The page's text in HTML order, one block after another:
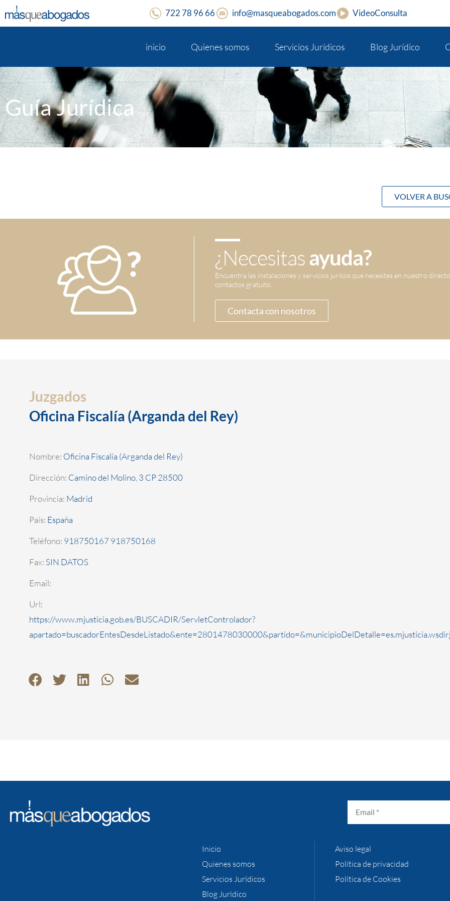
722 78 96 66 info@masqueabogados.com VideoConsulta
inicio Quienes somos Servicios Jurídicos Blog Jurídico
Guía Jurídica
VOLVER A
¿Necesitasayuda?
Encuentra las instalaciones y servicios jurícos que necesites en nuestro
contactos gratuito.
Contacta con nosotros
Juzgados
Oficina Fiscalía (Arganda del Rey)
Nombre: Oficina Fiscalía (Arganda del Rey)
Dirección: Camino del Molino, 3 CP 28500
Provincia: Madrid
País: España
Teléfono: 918750167 918750168
Fax: SIN DATOS
Email:
Url:
https://www.mjusticia.gob.es/BUSCADIR/ServletControlador?
Inicio
Quienes somos
Servicios Jurídicos
Blog Jurídico
Aviso legal
Política de privacidad
Política de Cookies